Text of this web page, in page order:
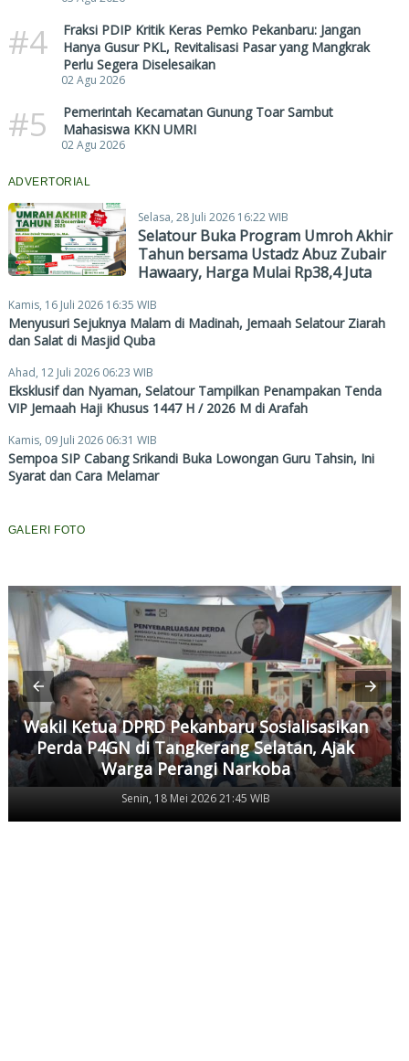
#4
Fraksi PDIP Kritik Keras Pemko Pekanbaru: Jangan
Hanya Gusur PKL, Revitalisasi Pasar yang Mangkrak
Perlu Segera Diselesaikan
02 Agu 2026
#5
Pemerintah Kecamatan Gunung Toar Sambut
Mahasiswa KKN UMRI
02 Agu 2026
ADVERTORIAL
Selasa, 28 Juli 2026 16:22 WIB
Selatour Buka Program Umroh Akhir
Tahun bersama Ustadz Abuz Zubair
Hawaary, Harga Mulai Rp38,4 Juta
Kamis, 16 Juli 2026 16:35 WIB
Menyusuri Sejuknya Malam di Madinah, Jemaah Selatour Ziarah
dan Salat di Masjid Quba
Ahad, 12 Juli 2026 06:23 WIB
Eksklusif dan Nyaman, Selatour Tampilkan Penampakan Tenda
VIP Jemaah Haji Khusus 1447 H / 2026 M di Arafah
Kamis, 09 Juli 2026 06:31 WIB
Sempoa SIP Cabang Srikandi Buka Lowongan Guru Tahsin, Ini
Syarat dan Cara Melamar
GALERI FOTO
Wakil Ketua DPRD Pekanbaru Sosialisasikan
Perda P4GN di Tangkerang Selatan, Ajak
Warga Perangi Narkoba
Senin, 18 Mei 2026 21:45 WIB